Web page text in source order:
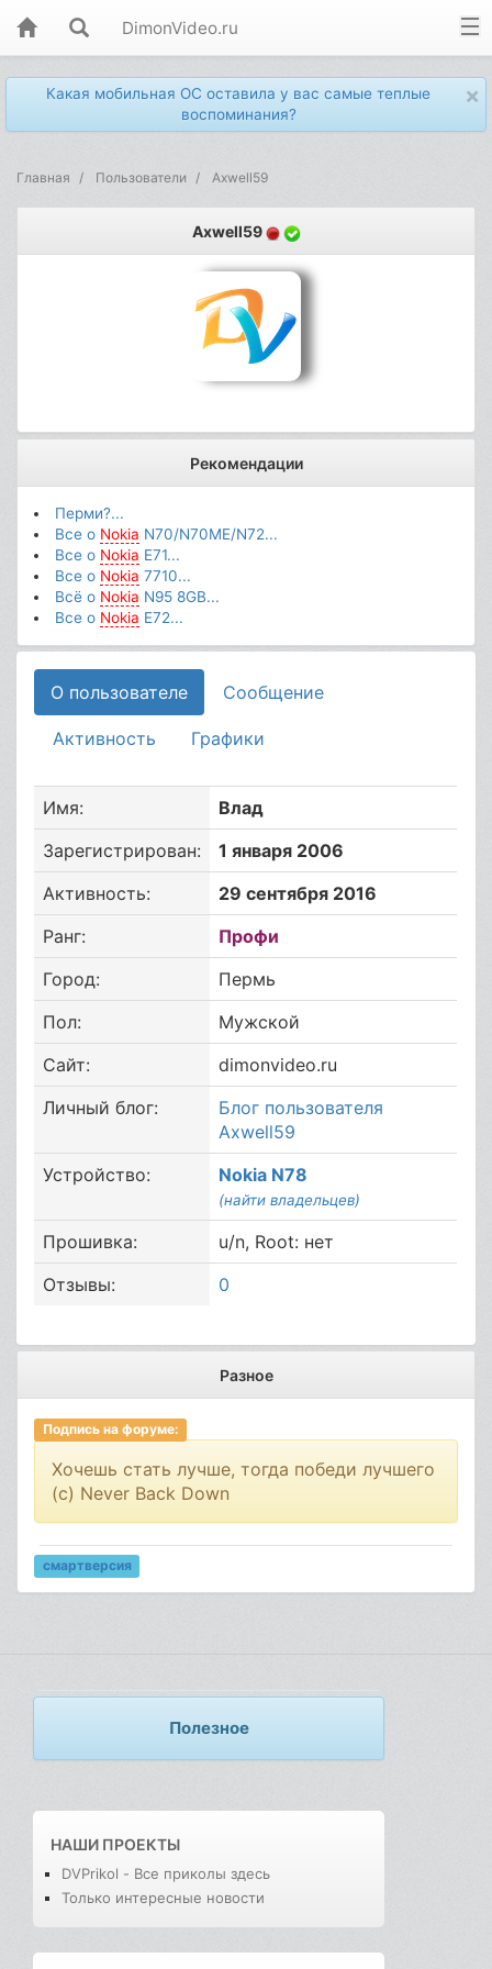
DimonVideo.ru
×
Какая мобильная ОС оставила у вас самые теплые
воспоминания?
Главная Пользователи Axwell59
Axwell59
Рекомендации
Перми?...
Все о Nokia N70/N70ME/N72...
Все о Nokia E71...
Все о Nokia 7710...
Всё о Nokia N95 8GB...
Все о Nokia E72...
О пользователе Сообщение
Активность Графики
Имя:
Влад
Зарегистрирован:
1 января 2006
Активность:
29 сентября 2016
Ранг:
Профи
Город:
Пермь
Пол:
Мужской
Сайт:
dimonvideo.ru
Личный блог:
Блог пользователя
Axwell59
Устройство:
Nokia N78
(найти владельцев)
Прошивка:
u/n, Root: нет
Отзывы:
0
Разное
Подпись на форуме:
Хочешь стать лучше, тогда победи лучшего
(c) Never Back Down
смартверсия
Полезное
НАШИ ПРОЕКТЫ
DVPrikol - Все приколы здесь
Только интересные новости